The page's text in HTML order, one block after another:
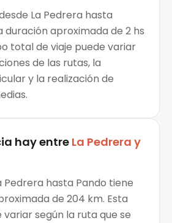
La Pedrera hasta
duración aproximada de 2 hs
total de viaje puede variar
de las rutas, la
y la realización de
hay entreLa Pedrera y
Pedrera hasta Pando tiene
de 204 km. Esta
según la ruta que se